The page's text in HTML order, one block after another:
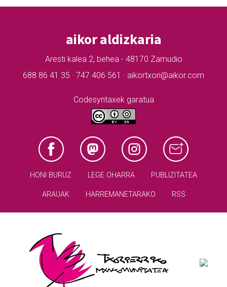
aikor aldizkaria
Aresti kalea 2, behea - 48170 Zamudio
688 86 41 35 · 747 406 561 · aikortxori@aikor.com
Codesyntaxek garatua
HONI BURUZ LEGE OHARRA PUBLIZITATEA
ARAUAK HARREMANETARAKO RSS